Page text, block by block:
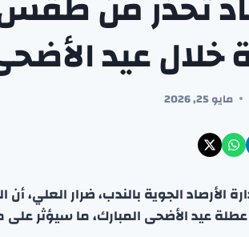
خلال عيد
مايو 25, 2026
الأرصاد الجوية بالندب، ضرار
عطلة عيد الأضحى المبارك، ما سيؤثر على